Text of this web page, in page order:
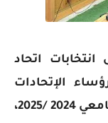
اتحاد
الإتحادات
الطلابية بالكليات ونوابهم للعام الجامعي 2024 /2025،